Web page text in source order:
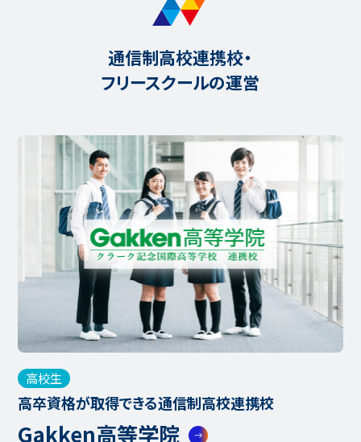
通信制高校連携校・
フリースクールの運営
高校生
高卒資格が取得できる通信制高校連携校
Gakken高等学院